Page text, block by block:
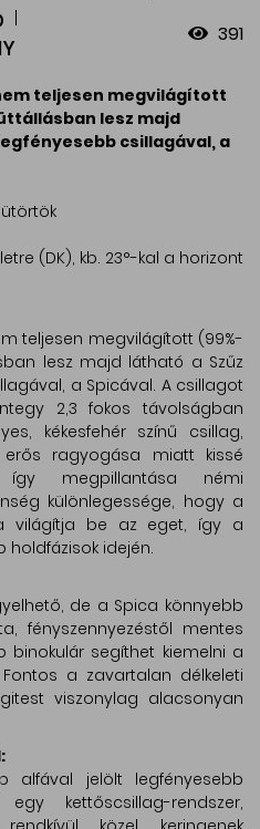
391
teljesen megvilágított
lesz majd
csillagával, a
(DK), kb. 23°-kal a horizont
teljesen megvilágított (99%-
lesz majd látható a Szűz
a Spicával. A csillagot
2,3 fokos távolságban
kékesfehér színű csillag,
ragyogása miatt kissé
így megpillantása némi
különlegessége, hogy a
világítja be az eget, így a
holdfázisok idején.
de a Spica könnyebb
fényszennyezéstől mentes
binokulár segíthet kiemelni a
a zavartalan délkeleti
viszonylag alacsonyan
alfával jelölt legfényesebb
kettőscsillag-rendszer,